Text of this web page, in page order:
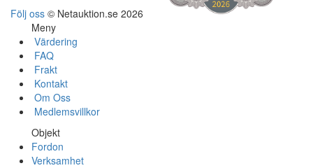
Följ oss © Netauktion.se 2026
Meny
Värdering
FAQ
Frakt
Kontakt
Om Oss
Medlemsvillkor
Objekt
Fordon
Verksamhet